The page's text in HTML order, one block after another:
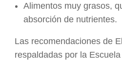
Alimentos muy grasos,
absorción de nutrientes.
Las recomendaciones de
respaldadas por la